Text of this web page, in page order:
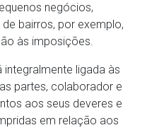
negócios,
bairros, por exemplo,
às imposições.
integralmente ligada às
partes, colaborador e
aos seus deveres e
em relação aos